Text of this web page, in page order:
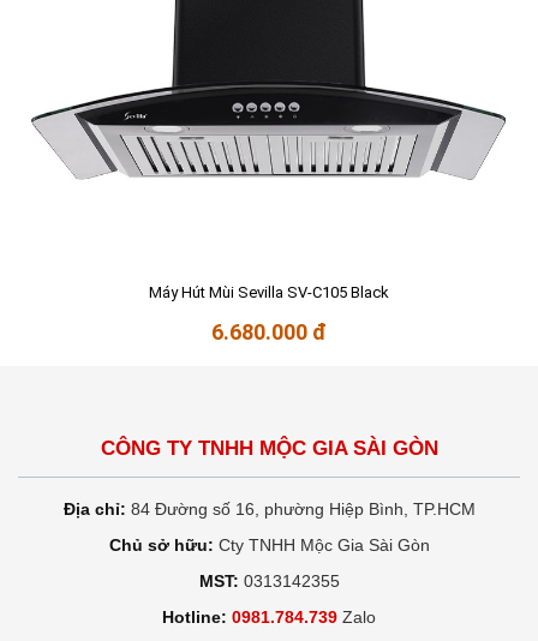
Máy Hút Mùi Sevilla SV-C105 Black
6.680.000 đ
CÔNG TY TNHH MỘC GIA SÀI GÒN
Địa chỉ: 84 Đường số 16, phường Hiệp Bình, TP.HCM
Chủ sở hữu: Cty TNHH Mộc Gia Sài Gòn
MST: 0313142355
Hotline: 0981.784.739 Zalo